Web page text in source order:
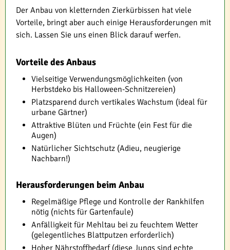
Der Anbau von kletternden Zierkürbissen hat viele
Vorteile, bringt aber auch einige Herausforderungen mit
sich. Lassen Sie uns einen Blick darauf werfen.
Vorteile des Anbaus
Vielseitige Verwendungsmöglichkeiten (von
Herbstdeko bis Halloween-Schnitzereien)
Platzsparend durch vertikales Wachstum (ideal für
urbane Gärtner)
Attraktive Blüten und Früchte (ein Fest für die
Augen)
Natürlicher Sichtschutz (Adieu, neugierige
Nachbarn!)
Herausforderungen beim Anbau
Regelmäßige Pflege und Kontrolle der Rankhilfen
nötig (nichts für Gartenfaule)
Anfälligkeit für Mehltau bei zu feuchtem Wetter
(gelegentliches Blattputzen erforderlich)